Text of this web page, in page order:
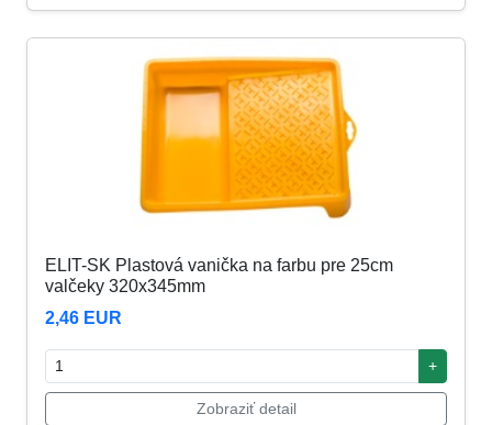
ELIT-SK Plastová vanička na farbu pre 25cm
valčeky 320x345mm
2,46 EUR
+
Zobraziť detail